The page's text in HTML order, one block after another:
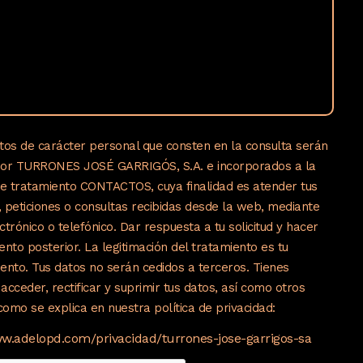
de carácter personal que consten en la consulta serán
TURRONES JOSÉ GARRIGÓS, S.A. e incorporados a la
tratamiento CONTACTOS, cuya finalidad es atender tus
peticiones o consultas recibidas desde la web, mediante
o telefónico. Dar respuesta a tu solicitud y hacer
posterior. La legitimación del tratamiento es tu
Tus datos no serán cedidos a terceros. Tienes
rectificar y suprimir tus datos, así como otros
se explica en nuestra política de privacidad:
privacidad/turrones-jose-garrigos-sa